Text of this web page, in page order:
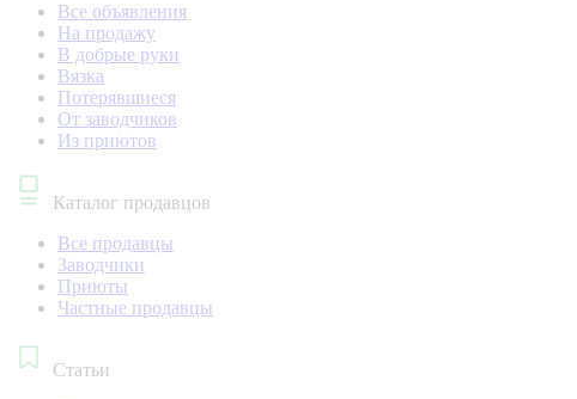
Все объявления
На продажу
В добрые руки
Вязка
Потерявшиеся
От заводчиков
Из приютов
Каталог продавцов
Все продавцы
Заводчики
Приюты
Частные продавцы
Статьи